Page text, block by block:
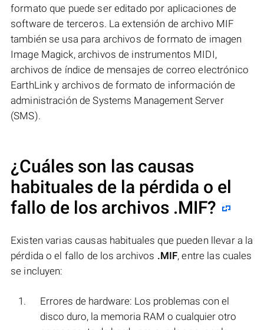
formato que puede ser editado por aplicaciones de
software de terceros. La extensión de archivo MIF
también se usa para archivos de formato de imagen
Image Magick, archivos de instrumentos MIDI,
archivos de índice de mensajes de correo electrónico
EarthLink y archivos de formato de información de
administración de Systems Management Server
(SMS).
¿Cuáles son las causas
habituales de la pérdida o el
fallo de los archivos .MIF?
Existen varias causas habituales que pueden llevar a la
pérdida o el fallo de los archivos .MIF, entre las cuales
se incluyen:
Errores de hardware: Los problemas con el
disco duro, la memoria RAM o cualquier otro